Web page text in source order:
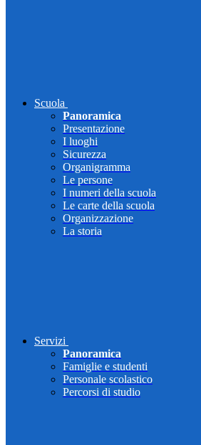
Scuola
Panoramica
Presentazione
I luoghi
Sicurezza
Organigramma
Le persone
I numeri della scuola
Le carte della scuola
Organizzazione
La storia
Servizi
Panoramica
Famiglie e studenti
Personale scolastico
Percorsi di studio